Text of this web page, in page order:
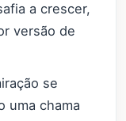
a crescer,
versão de
se
uma chama